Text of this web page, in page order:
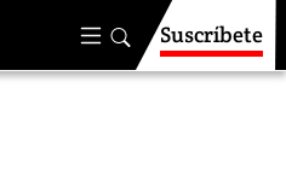
Suscríbete